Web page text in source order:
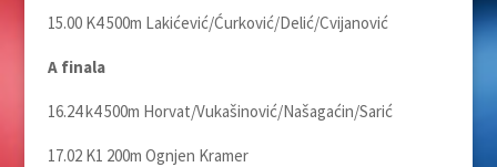
15.00 K4 500m Lakićević/Ćurković/Delić/Cvijanović
A finala
16.24 k4 500m Horvat/Vukašinović/Našagaćin/Sarić
17.02 K1 200m Ognjen Kramer